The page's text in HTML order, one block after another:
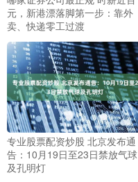
元，新港漂落脚第一步：靠外
卖、快递零工过渡
专业股票配资炒股 北京发布通
告：10月19日至23日禁放气球
及孔明灯